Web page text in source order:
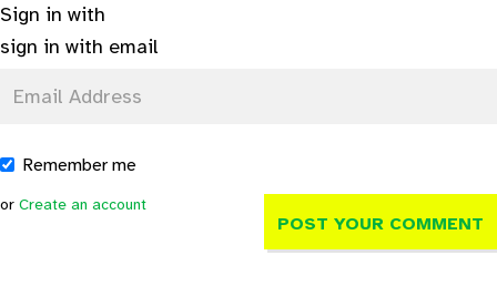
Sign in with
sign in with email
Remember me
or Create an account